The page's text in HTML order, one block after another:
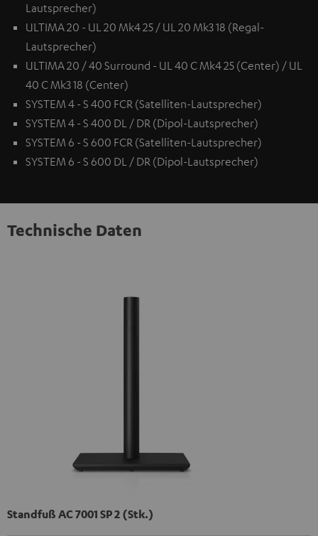
Lautsprecher)
ULTIMA 20 - UL 20 Mk4 25 / UL 20 Mk3 18 (Regal-
Lautsprecher)
ULTIMA 20 / 40 Surround - UL 40 C Mk4 25 (Center) / UL
40 C Mk3 18 (Center)
SYSTEM 4 - S 400 FCR (Satelliten-Lautsprecher)
SYSTEM 4 - S 400 DL / DR (Dipol-Lautsprecher)
SYSTEM 6 - S 600 FCR (Satelliten-Lautsprecher)
SYSTEM 6 - S 600 DL / DR (Dipol-Lautsprecher)
Technische Daten
Standfuß AC 7001 SP 2 (Stk.)